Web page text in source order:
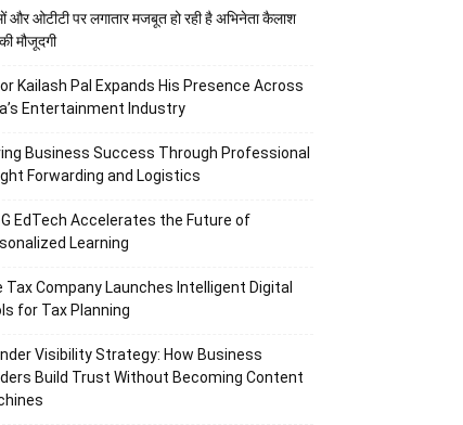
और ओटीटी पर लगातार मजबूत हो रही है अभिनेता कैलाश
मौजूदगी
Kailash Pal Expands His Presence Across
Entertainment Industry
Business Success Through Professional
Forwarding and Logistics
G EdTech Accelerates the Future of
Learning
Tax Company Launches Intelligent Digital
for Tax Planning
Visibility Strategy: How Business
Build Trust Without Becoming Content